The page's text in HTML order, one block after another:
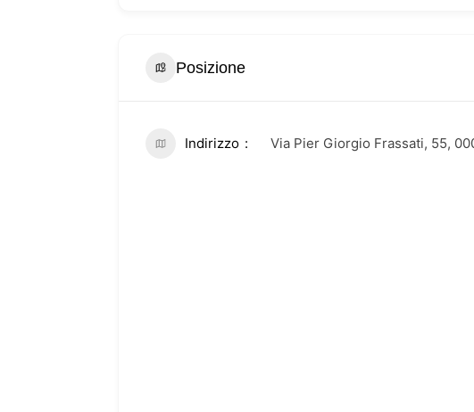
Posizione
Indirizzo Via Pier Giorgio Frassati, 55,